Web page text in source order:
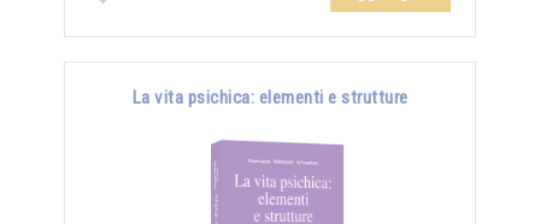
La vita psichica: elementi e strutture